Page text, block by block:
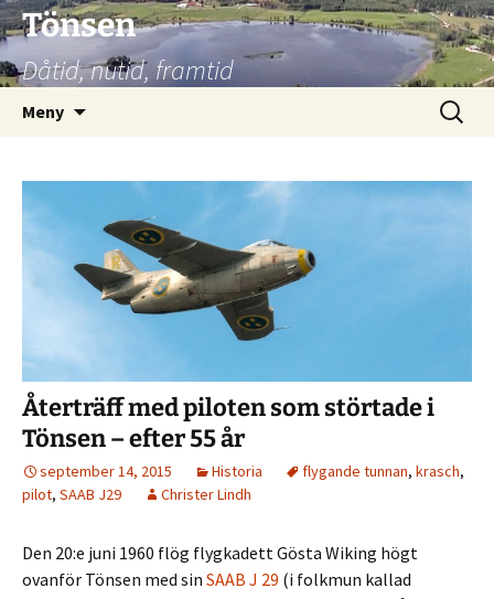
Hoppa
till
innehåll
Tönsen
Dåtid, nutid, framtid
Meny
Sök
efter:
Återträff med piloten som störtade i
Tönsen – efter 55 år
september 14, 2015 Historia flygande tunnan, krasch,
pilot, SAAB J29 Christer Lindh
Den 20:e juni 1960 flög flygkadett Gösta Wiking högt
ovanför Tönsen med sin SAAB J 29 (i folkmun kallad